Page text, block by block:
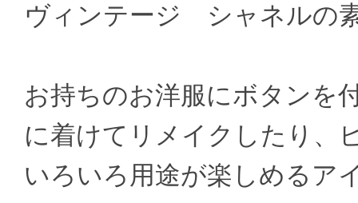
ヴィンテージ シャネルの
お持ちのお洋服にボタンを
に着けてリメイクしたり、
いろいろ用途が楽しめるア